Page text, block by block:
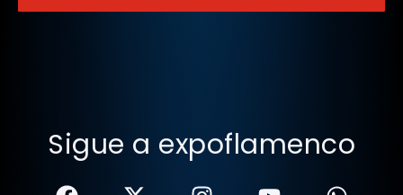
Sigue a expoflamenco